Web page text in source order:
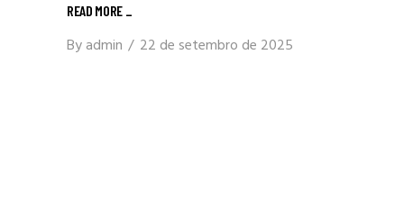
READ MORE
Byadmin 22 de setembro de 2025